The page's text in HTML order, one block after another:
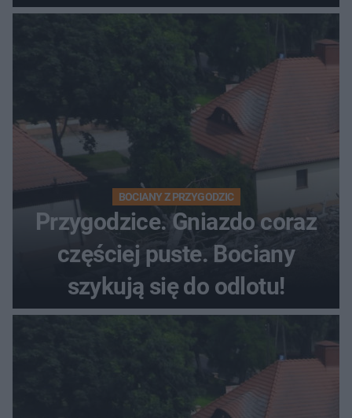
BOCIANY Z PRZYGODZIC
Przygodzice. Gniazdo coraz
częściej puste. Bociany
szykują się do odlotu!